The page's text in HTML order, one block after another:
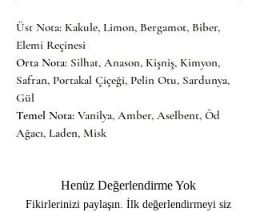
Üst Nota: Kakule, Limon, Bergamot, Biber,
Elemi Reçinesi
Orta Nota: Silhat, Anason, Kişniş, Kimyon,
Safran, Portakal Çiçeği, Pelin Otu, Sardunya,
Gül
Temel Nota: Vanilya, Amber, Aselbent, Öd
Ağacı, Laden, Misk
Henüz Değerlendirme Yok
Fikirlerinizi paylaşın. İlk değerlendirmeyi siz